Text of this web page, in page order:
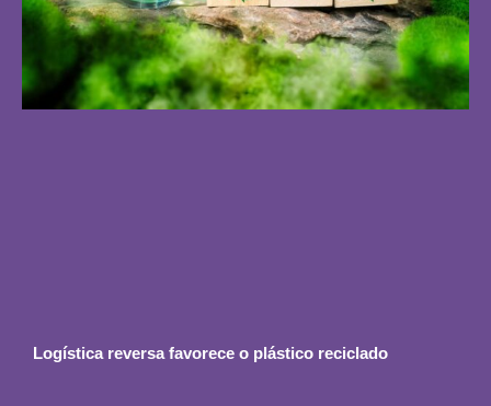
Logística reversa favorece o plástico reciclado